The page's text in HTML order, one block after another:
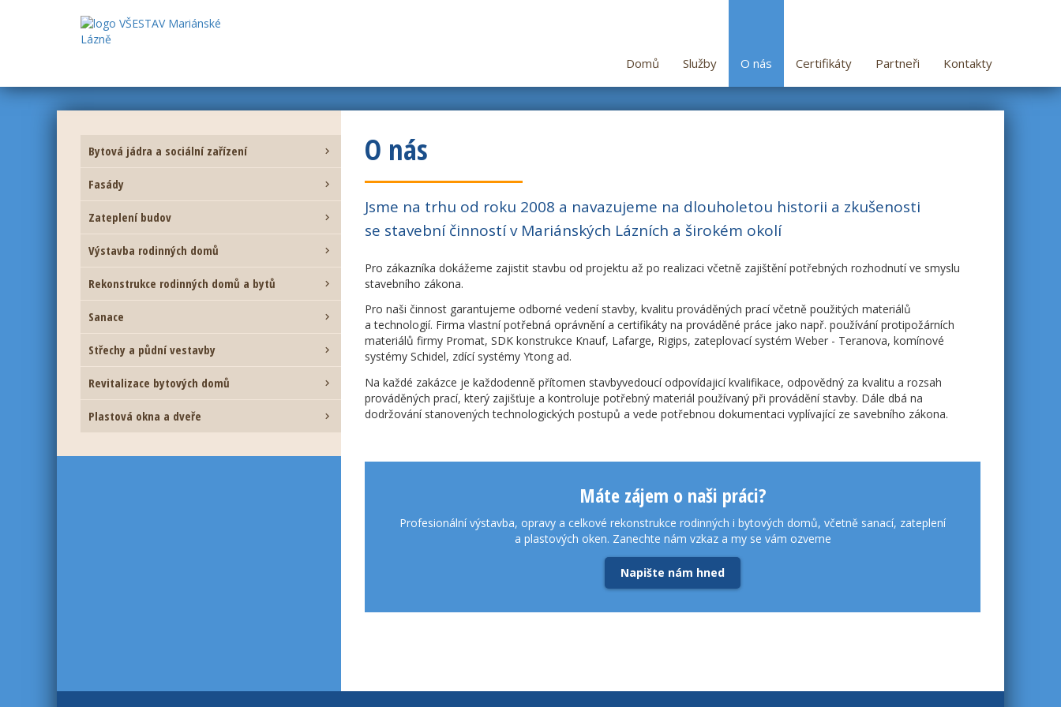
Domů Služby O nás Certifikáty Partneři Kontakty
O nás
Jsme na trhu od roku 2008 a navazujeme na dlouholetou historii a zkušenosti
se stavební činností v Mariánských Lázních a širokém okolí
Pro zákazníka dokážeme zajistit stavbu od projektu až po realizaci včetně zajištění potřebných rozhodnutí ve smyslu
stavebního zákona.
Pro naši činnost garantujeme odborné vedení stavby, kvalitu prováděných prací včetně použitých materiálů
a technologií. Firma vlastní potřebná oprávnění a certifikáty na prováděné práce jako např. používání protipožárních
materiálů firmy Promat, SDK konstrukce Knauf, Lafarge, Rigips, zateplovací systém Weber - Teranova, komínové
systémy Schidel, zdící systémy Ytong ad.
Na každé zakázce je každodenně přítomen stavbyvedoucí odpovídajicí kvalifikace, odpovědný za kvalitu a rozsah
prováděných prací, který zajišťuje a kontroluje potřebný materiál používaný při provádění stavby. Dále dbá na
dodržování stanovených technologických postupů a vede potřebnou dokumentaci vyplívající ze savebního zákona.
Máte zájem o naši práci?
Profesionální výstavba, opravy a celkové rekonstrukce rodinných i bytových domů, včetně sanací, zateplení
a plastových oken. Zanechte nám vzkaz a my se vám ozveme
Napište nám hned
Bytová jádra a sociální zařízení 
Fasády 
Zateplení budov 
Výstavba rodinných domů 
Rekonstrukce rodinných domů a bytů 
Sanace 
Střechy a půdní vestavby 
Revitalizace bytových domů 
Plastová okna a dveře 